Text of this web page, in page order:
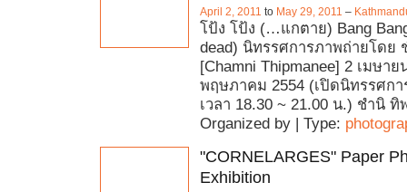
April 2, 2011 to May 29, 2011 –
โป้ง โป้ง (…แกตาย) Bang
dead) นิทรรศการภาพถ่ายโด
[Chamni Thipmanee] 2 เมษาย
พฤษภาคม 2554 (เปิดนิทรรศกา
เวลา 18.30 ~ 21.00 น.) ชำนิ
Organized by | Type:
"CORNELARGES" Paper
Exhibition